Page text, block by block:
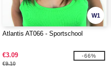
W1
Atlantis AT066 - Sportschool
€3.09
€9.10
-66%